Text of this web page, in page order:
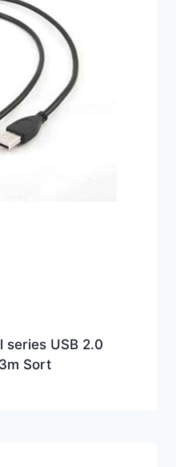
series USB 2.0
Sort